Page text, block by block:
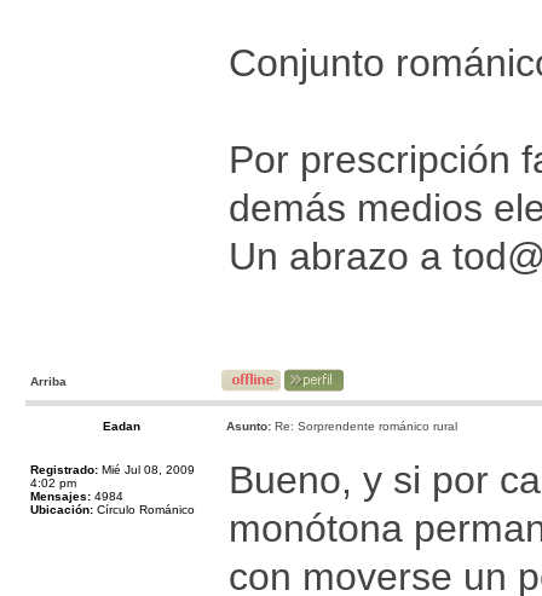
Conjunto
Por prescripción
demás medios
Un abrazo a
Arriba
Eadan Asunto: Re: Sorprendente románico rural
Registrado: Mié Jul 08, 2009
4:02 pm
Mensajes: 4984
Ubicación: Círculo Románico
Bueno, y si por
monótona
con moverse un